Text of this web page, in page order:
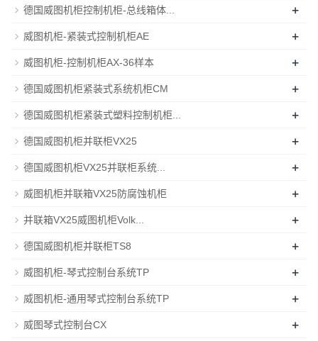
德国威图机柜控制机柜-总线箱体... +
威图机柜-紧装式控制机柜AE +
威图机柜-控制机柜AX-36样本 +
德国威图机柜紧装式系统机柜CM +
德国威图机柜紧装式塑料控制机柜... +
德国威图机柜并联柜VX25 +
德国威图机柜VX25并联柜系统... +
威图机柜并联箱VX25防腐蚀机柜 +
并联箱VX25威图机柜Volk... +
德国威图机柜并联柜TS8 +
威图机柜-琴式控制台系统TP +
威图机柜-通用琴式控制台系统TP +
威图琴式控制台CX +